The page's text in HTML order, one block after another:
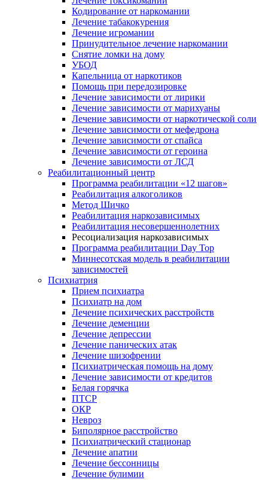
Кодирование от наркомании
Лечение табакокурения
Лечение игромании
Принудительное лечение наркомании
Снятие ломки на дому
УБОД
Капельница от наркотиков
Помощь при передозировке
Лечение зависимости от лирики
Лечение зависимости от марихуаны
Лечение зависимости от наркотической соли
Лечение зависимости от мефедрона
Лечение зависимости от спайса
Лечение зависимости от героина
Лечение зависимости от ЛСД
Реабилитационный центр
Программа реабилитации «12 шагов»
Реабилитация алкоголиков
Метод Шичко
Реабилитация наркозависимых
Реабилитация несовершеннолетних
Ресоциализация наркозависимых
Программа реабилитации Day Top
Миннесотская модель в реабилитации
зависимостей
Психиатрия
Прием психиатра
Психиатр на дом
Лечение психических расстройств
Лечение деменции
Лечение депрессии
Лечение панических атак
Лечение шизофрении
Психиатрическая помощь на дому
Лечение зависимости от кредитов
Белая горячка
ПТСР
ОКР
Невроз
Биполярное расстройство
Психиатрический стационар
Лечение апатии
Лечение бессонницы
Лечение булимии